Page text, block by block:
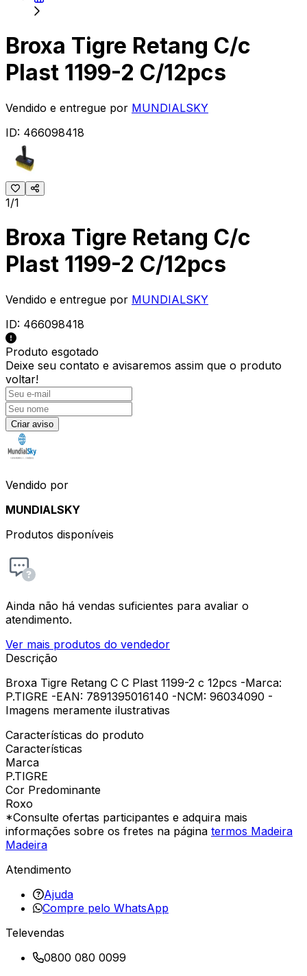
Broxa Tigre Retang C/c
Plast 1199-2 C/12pcs
Vendido e entregue por MUNDIALSKY
ID: 466098418
1/1
Broxa Tigre Retang C/c
Plast 1199-2 C/12pcs
Vendido e entregue por MUNDIALSKY
ID: 466098418
Produto esgotado
Deixe seu contato e avisaremos assim que o produto
voltar!
Criar aviso
Vendido por
MUNDIALSKY
Produtos disponíveis
Ainda não há vendas suficientes para avaliar o
atendimento.
Ver mais produtos do vendedor
Descrição
Broxa Tigre Retang C C Plast 1199-2 c 12pcs -Marca:
P.TIGRE -EAN: 7891395016140 -NCM: 96034090 -
Imagens meramente ilustrativas
Características do produto
Características
Marca
P.TIGRE
Cor Predominante
Roxo
*Consulte ofertas participantes e adquira mais
informações sobre os fretes na página termos Madeira
Madeira
Atendimento
Ajuda
Compre pelo WhatsApp
Televendas
0800 080 0099